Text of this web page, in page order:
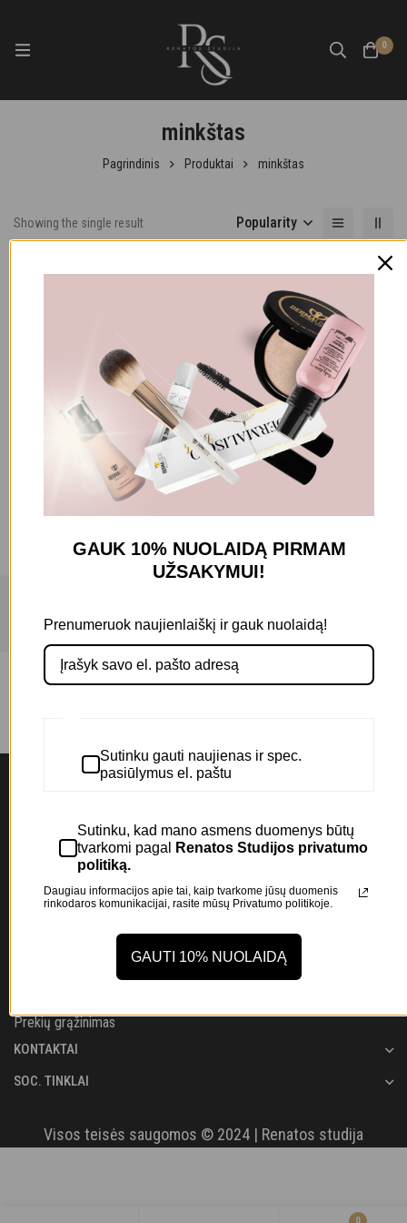
0
minkštas
Pagrindinis Produktai minkštas
Showing the single result Popularity
RS JAPONIŠKOS PREMIUM
KATEGORIJOS ŠUKOS / ŠEPETYS
MASAŽUOKLIS ŠLAPIEMS IR
SAUSIEMS PLAUKAMS
23,00 €
Prenumeruokite mūsų naujienlaiškį ir gaukite -10%
nuolaidą, savo pirmajam užsakymui!
Prekių grąžinimas
KONTAKTAI
SOC. TINKLAI
Visos teisės saugomos © 2024 | Renatos studija
0
GAUK 10% NUOLAIDĄPIRMAM
UŽSAKYMUI!
Prenumeruok naujienlaiškį ir gauk nuolaidą!
Sutinku gauti naujienas ir spec.
pasiūlymus el. paštu
Sutinku, kad mano asmens duomenys būtų
tvarkomi pagal
Renatos Studijos privatumo
politiką.
Daugiau informacijos apie tai, kaip tvarkome jūsų duomenis
rinkodaros komunikacijai, rasite mūsų Privatumo politikoje.
GAUTI 10% NUOLAIDĄ